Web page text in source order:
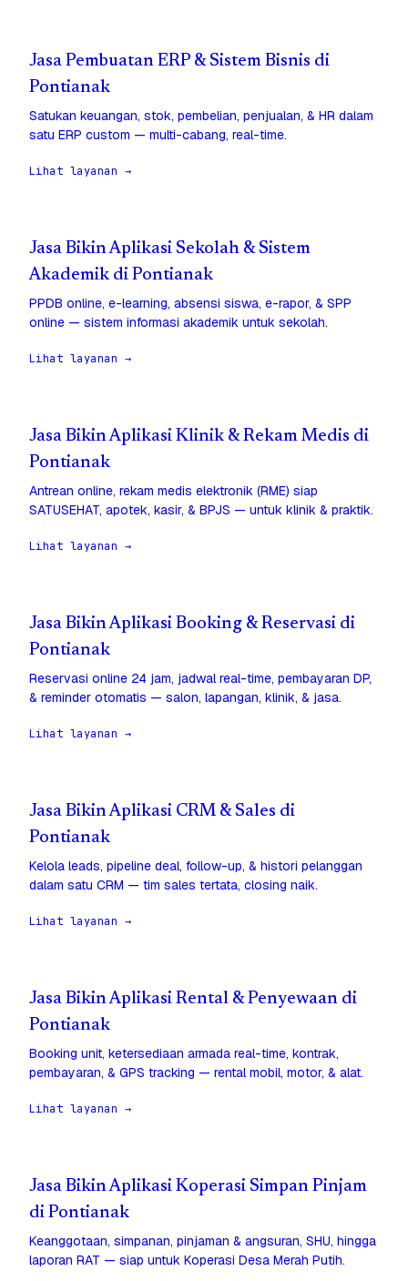
Jasa Pembuatan ERP & Sistem Bisnis di
Pontianak
Satukan keuangan, stok, pembelian, penjualan, & HR dalam
satu ERP custom — multi-cabang, real-time.
Lihat layanan →
Jasa Bikin Aplikasi Sekolah & Sistem
Akademik di Pontianak
PPDB online, e-learning, absensi siswa, e-rapor, & SPP
online — sistem informasi akademik untuk sekolah.
Lihat layanan →
Jasa Bikin Aplikasi Klinik & Rekam Medis di
Pontianak
Antrean online, rekam medis elektronik (RME) siap
SATUSEHAT, apotek, kasir, & BPJS — untuk klinik & praktik.
Lihat layanan →
Jasa Bikin Aplikasi Booking & Reservasi di
Pontianak
Reservasi online 24 jam, jadwal real-time, pembayaran DP,
& reminder otomatis — salon, lapangan, klinik, & jasa.
Lihat layanan →
Jasa Bikin Aplikasi CRM & Sales di
Pontianak
Kelola leads, pipeline deal, follow-up, & histori pelanggan
dalam satu CRM — tim sales tertata, closing naik.
Lihat layanan →
Jasa Bikin Aplikasi Rental & Penyewaan di
Pontianak
Booking unit, ketersediaan armada real-time, kontrak,
pembayaran, & GPS tracking — rental mobil, motor, & alat.
Lihat layanan →
Jasa Bikin Aplikasi Koperasi Simpan Pinjam
di Pontianak
Keanggotaan, simpanan, pinjaman & angsuran, SHU, hingga
laporan RAT — siap untuk Koperasi Desa Merah Putih.